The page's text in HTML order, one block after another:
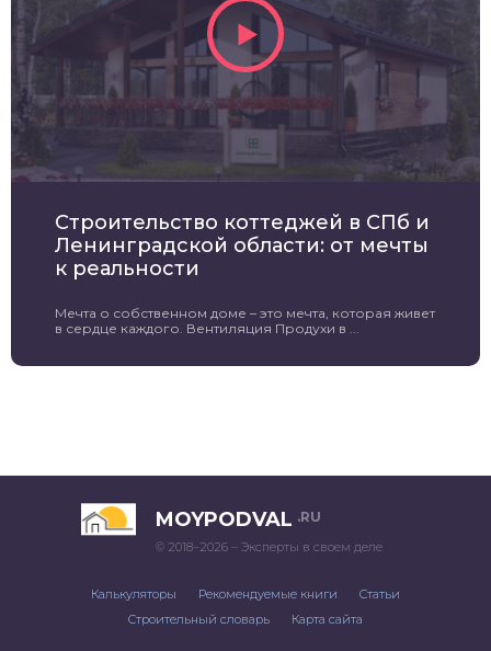
Строительство коттеджей в СПб и
Ленинградской области: от мечты
к реальности
Мечта о собственном доме – это мечта, которая живет
в сердце каждого. Вентиляция Продухи в ...
MOYPODVAL .RU
© 2018–2026 – Эксперты в своем деле
Калькуляторы Рекомендуемые книги
Статьи
Строительный словарь
Карта сайта